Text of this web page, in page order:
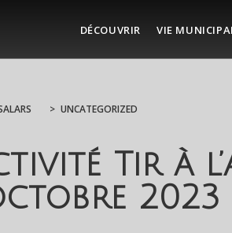
DÉCOUVRIR VIE
> UNCATEGORIZED
Tir à
2023